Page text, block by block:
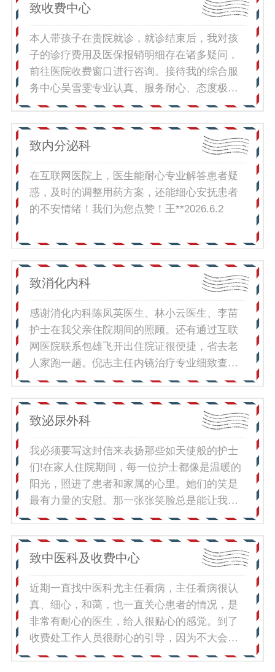
的机会。由衷感谢王伟亮医生、王洋医生、李
耐心解答我们无数次的疑问，精细调整用药、
科学指导居家护理、发作应急处理与康复训
练，温柔、耐心、负责，给予我们全家极大的
信心与安全感。由衷感谢钟护士长及全体护理
老师，在多次住院治疗期间，温柔细致、专业
耐心，悉心照料年幼的孩子，安抚孩子情绪、
用温暖的态度抚平病痛让每一次住院治疗都充
满温情。从频繁难治的癫痫、发育受限，到如
今发作基本控制、大脑电活动大幅改善、运动
认知语言稳步进步，孩子每一点变好、每一次
进步，全部离不开各位医护人员的专业、坚
此，我们全家向癫痫中心全体医护人员致以最
崇高的敬意！衷心祝愿各位：身体健康、工作
顺遂、阖家安康、岁岁平安！此致 敬礼!蒲
**2026.7.9
致收费中心
本人带孩子在贵院就诊，就诊结束后，我对孩
子的诊疗费用及医保报销明细存在诸多疑问，
前往医院收费窗口进行咨询。接待我的综合服
务中心吴雪雯专业认真、服务耐心、态度极
佳。面对我反复的疑问，工作人员全程温和耐
心、细致负责，逐一对诊疗费用清单进行仔细
核对，逐条清晰解释各项收费由来、医保报销
比例和结算规则，把复杂的账单内容讲得通俗
易懂，彻底解开了我的疑惑。不仅如此，工作
人员还十分贴心地主动帮我整理、规整好所有
就诊票据和报销单据，分类摆放整齐，方便我
到的服务态度。该同事履职尽责、服务为民，
充分展现了贵院优良的服务风貌与职业素养，
让患者家属倍感温暖、安心。特此来信，希望
院领导对这位认真负责的工作人员予以表扬！
张女士2026.6.23
致内分泌科
在互联网医院上，医生能耐心专业解答患者疑
惑，及时的调整用药方案，还能细心安抚患者
的不安情绪！我们为您点赞！王**2026.6.2
致消化内科
感谢消化内科陈凤英医生、林小云医生、李苗
护士在我父亲住院期间的照顾。还有通过互联
网医院联系包雄飞开出住院证很便捷，省去老
人家跑一趟。倪志主任内镜治疗专业细致查房
耐心解答患者疑虑。时时以患者为中心，帮助
家属规劝患者戒烟限酒，规律饮食，医者仁心!
吴先生2026.5.28
致泌尿外科
我必须要写这封信来表扬那些如天使般的护士
们!在家人住院期间，每一位护士都像是温暖的
阳光，照进了患者和家属的心里。她们的笑是
最有力量的安慰。那一张张笑脸总是能让我们
忘却病痛的烦恼，她们就像一阵春风，带着满
满的关怀，询问我们的情况，让人感觉无比温
暖。她们工作认真又细心。打针的时候，手法
轻柔得几乎感觉不到疼痛;发药的时候，耐心地
告知每一个注意事项，确保我们不会出错。而
且，他们总是能及时发现患者的需求，无论是
做什么都充满了浓浓的爱心。还有那些值夜班
的护士们，在寂静的夜里，她们就像守护天使
致中医科及收费中心
近期一直找中医科尤主任看病，主任看病很认
真、细心，和蔼，也一直关心患者的情况，是
非常有耐心的医生，给人很贴心的感觉。到了
收费处工作人员很耐心的引导，因为不大会使
用自助机，所以去柜台结算了，刚好遇到上次